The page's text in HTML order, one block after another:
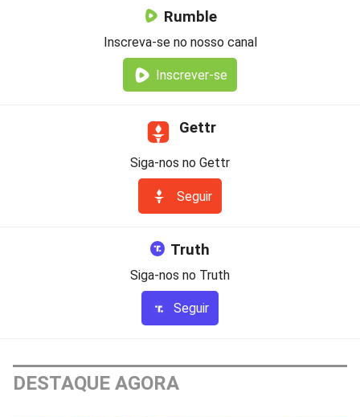
Rumble
Inscreva-se no nosso canal
Inscrever-se
Gettr
Siga-nos no Gettr
Seguir
Truth
Siga-nos no Truth
Seguir
DESTAQUE AGORA